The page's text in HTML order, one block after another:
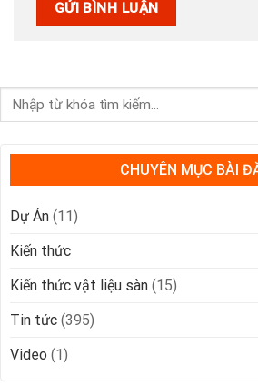
CHUYÊN MỤC BÀI
Dự Án (11)
Kiến thức
Kiến thức vật liệu sàn (15)
Tin tức (395)
Video (1)